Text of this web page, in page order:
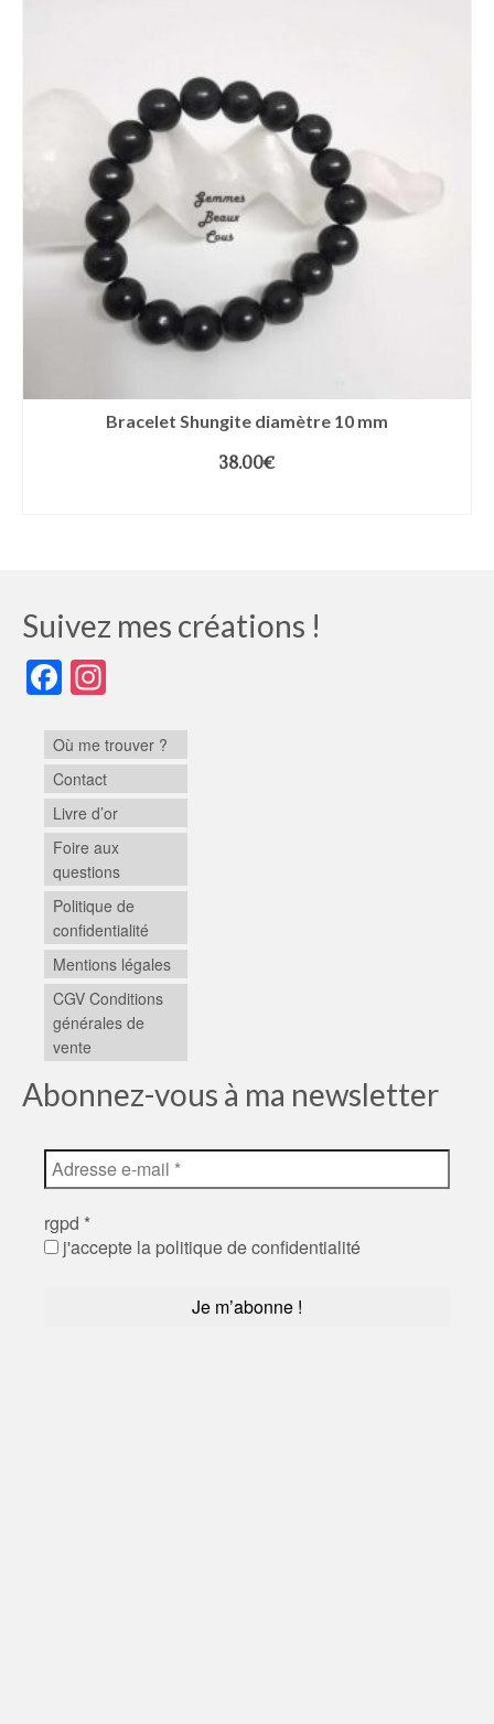
Bracelet Shungite diamètre 10 mm
38.00€
Suivez mes créations !
Facebook
Où me trouver ?
Contact
Livre d’or
Foire aux
questions
Politique de
confidentialité
Mentions légales
CGV Conditions
générales de
vente
Abonnez-vous à ma newsletter
rgpd *
j'accepte la politique de confidentialité